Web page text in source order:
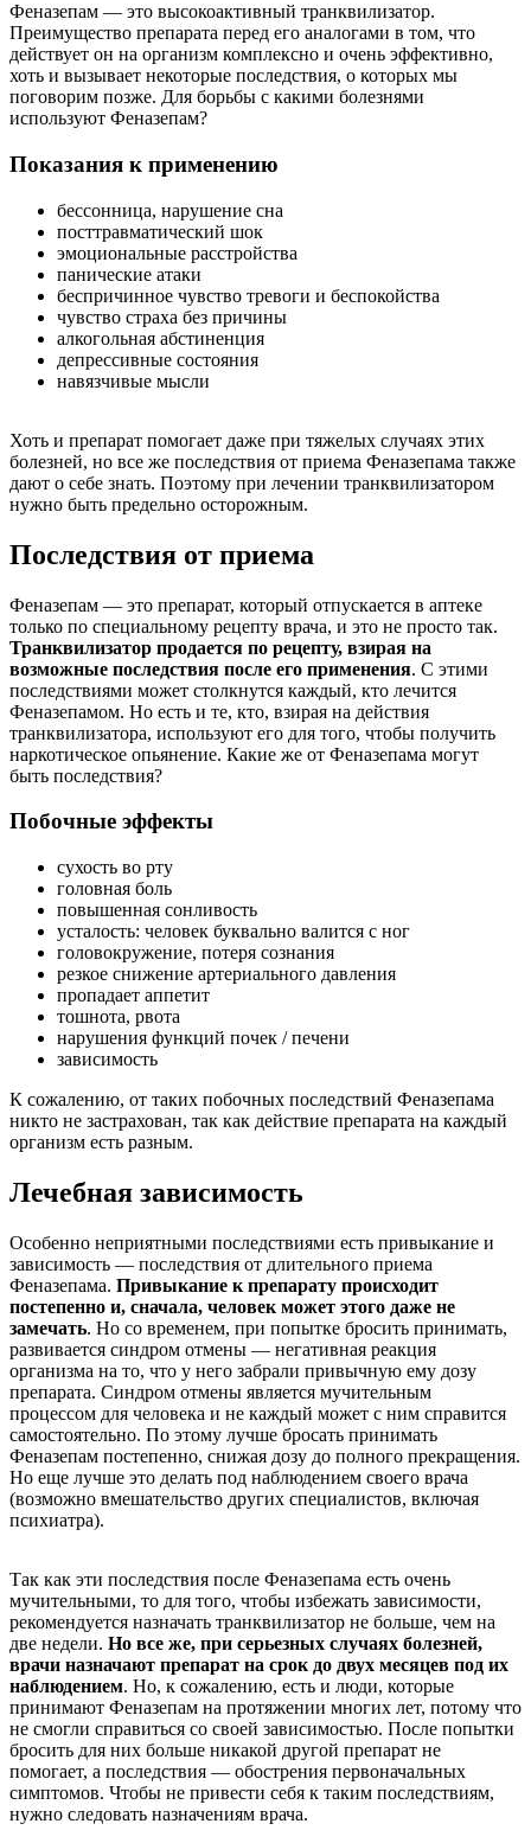
Феназепам — это высокоактивный транквилизатор.
Преимущество препарата перед его аналогами в том, что
действует он на организм комплексно и очень эффективно,
хоть и вызывает некоторые последствия, о которых мы
поговорим позже. Для борьбы с какими болезнями
используют Феназепам?
Показания к применению
бессонница, нарушение сна
посттравматический шок
эмоциональные расстройства
панические атаки
беспричинное чувство тревоги и беспокойства
чувство страха без причины
алкогольная абстиненция
депрессивные состояния
навязчивые мысли
Хоть и препарат помогает даже при тяжелых случаях этих
болезней, но все же последствия от приема Феназепама также
дают о себе знать. Поэтому при лечении транквилизатором
нужно быть предельно осторожным.
Последствия от приема
Феназепам — это препарат, который отпускается в аптеке
только по специальному рецепту врача, и это не просто так.
Транквилизатор продается по рецепту, взирая на
возможные последствия после его применения. С этими
последствиями может столкнутся каждый, кто лечится
Феназепамом. Но есть и те, кто, взирая на действия
транквилизатора, используют его для того, чтобы получить
наркотическое опьянение. Какие же от Феназепама могут
быть последствия?
Побочные эффекты
сухость во рту
головная боль
повышенная сонливость
усталость: человек буквально валится с ног
головокружение, потеря сознания
резкое снижение артериального давления
пропадает аппетит
тошнота, рвота
нарушения функций почек / печени
зависимость
К сожалению, от таких побочных последствий Феназепама
никто не застрахован, так как действие препарата на каждый
организм есть разным.
Лечебная зависимость
Особенно неприятными последствиями есть привыкание и
зависимость — последствия от длительного приема
Феназепама. Привыкание к препарату происходит
постепенно и, сначала, человек может этого даже не
замечать. Но со временем, при попытке бросить принимать,
развивается синдром отмены — негативная реакция
организма на то, что у него забрали привычную ему дозу
препарата. Синдром отмены является мучительным
процессом для человека и не каждый может с ним справится
самостоятельно. По этому лучше бросать принимать
Феназепам постепенно, снижая дозу до полного прекращения.
Но еще лучше это делать под наблюдением своего врача
(возможно вмешательство других специалистов, включая
психиатра).
Так как эти последствия после Феназепама есть очень
мучительными, то для того, чтобы избежать зависимости,
рекомендуется назначать транквилизатор не больше, чем на
две недели. Но все же, при серьезных случаях болезней,
врачи назначают препарат на срок до двух месяцев под их
наблюдением. Но, к сожалению, есть и люди, которые
принимают Феназепам на протяжении многих лет, потому что
не смогли справиться со своей зависимостью. После попытки
бросить для них больше никакой другой препарат не
помогает, а последствия — обострения первоначальных
симптомов. Чтобы не привести себя к таким последствиям,
нужно следовать назначениям врача.